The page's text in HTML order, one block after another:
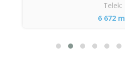
Telek:
6 672 m